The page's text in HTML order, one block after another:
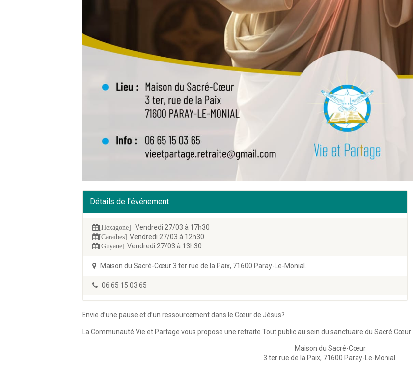
Détails de l'événement
[Hexagone] Vendredi 27/03 à 17h30
[Caraïbes] Vendredi 27/03 à 12h30
[Guyane] Vendredi 27/03 à 13h30
Maison du Sacré-Cœur 3 ter rue de la Paix, 71600 Paray-Le-Monial.
06 65 15 03 65
Envie d’une pause et d’un ressourcement dans le Cœur de Jésus?
La Communauté Vie et Partage vous propose une retraite Tout public au sein du sanctuaire du Sacré
Maison du Sacré-Cœur
3 ter rue de la Paix, 71600 Paray-Le-Monial.